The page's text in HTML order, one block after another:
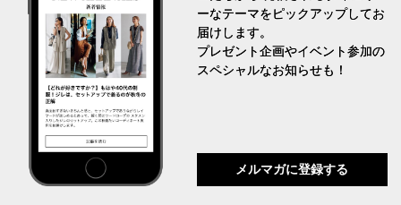
ーなテーマをピックアップしてお
届けします。
プレゼント企画やイベント参加の
スペシャルなお知らせも！
メルマガに登録する